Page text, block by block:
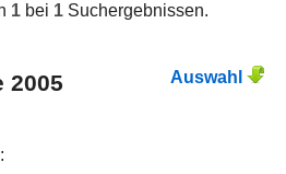
1bei 1Suchergebnissen.
Auswahl
2005